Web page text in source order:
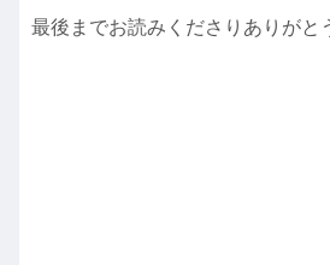
最後までお読みくださりありがと